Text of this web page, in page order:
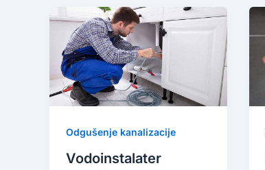
Odgušenje kanalizacije
Vodoinstalater